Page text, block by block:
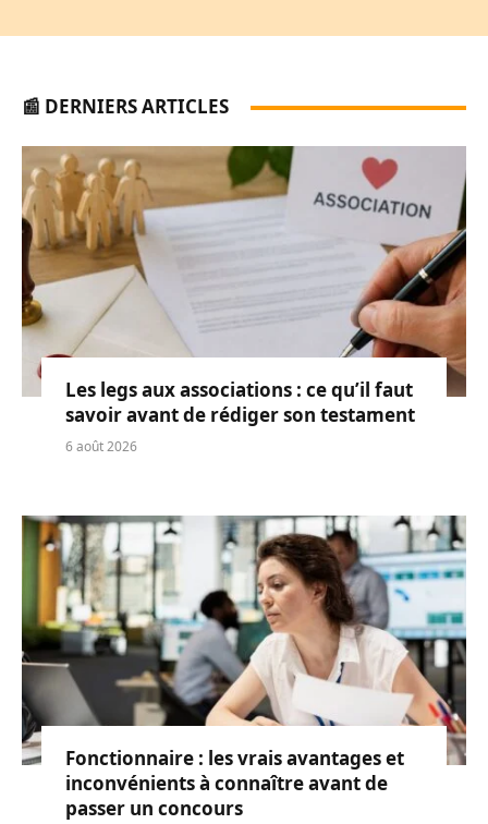
pour le 12 août ?
sexy
📰 DERNIERS ARTICLES
Les legs aux associations : ce qu’il faut
savoir avant de rédiger son testament
6 août 2026
Fonctionnaire : les vrais avantages et
inconvénients à connaître avant de
passer un concours